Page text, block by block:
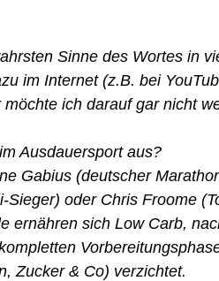
Sinne des Wortes in
im Internet (z.B. bei
ich darauf gar nicht
Ausdauersport aus?
Gabius (deutscher
Sieger) oder Chris Froome
ernähren sich Low Carb,
Zucker & Co) verzichtet.